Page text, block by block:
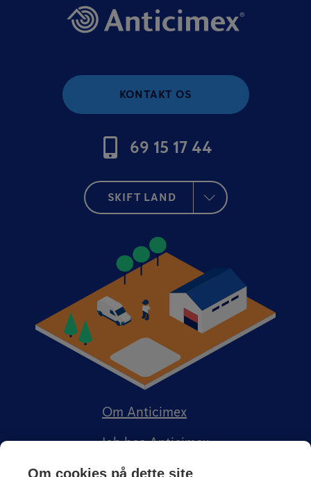
KONTAKT OS
69 15 17 44
SKIFT LAND
Om Anticimex
Job hos Anticimex
Om cookies på dette site